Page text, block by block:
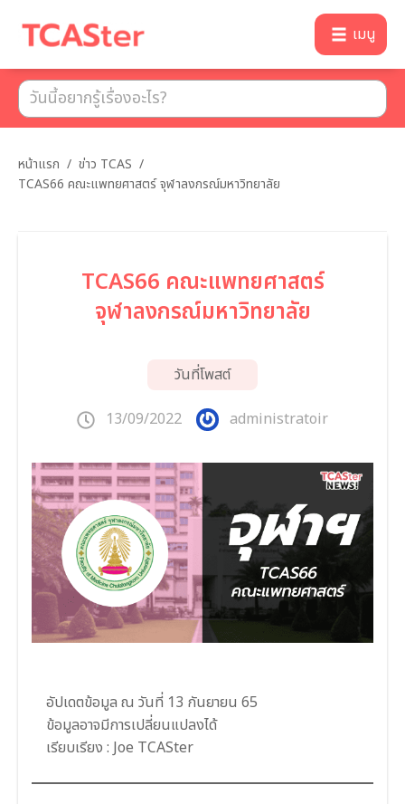
เมนู
หน้าแรก / ข่าว TCAS /
TCAS66 คณะแพทยศาสตร์ จุฬาลงกรณ์มหาวิทยาลัย
TCAS66 คณะแพทยศาสตร์
จุฬาลงกรณ์มหาวิทยาลัย
วันที่โพสต์
13/09/2022 administratoir
อัปเดตข้อมูล ณ วันที่ 13 กันยายน 65
ข้อมูลอาจมีการเปลี่ยนแปลงได้
เรียบเรียง : Joe TCASter